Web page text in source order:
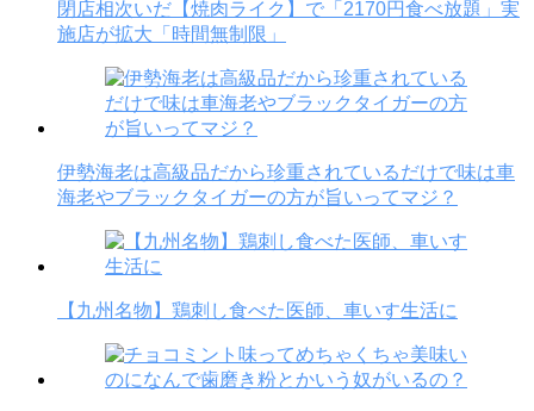
閉店相次いだ【焼肉ライク】で「2170円食べ放題」実
施店が拡大「時間無制限」
伊勢海老は高級品だから珍重されているだけで味は車
海老やブラックタイガーの方が旨いってマジ？
【九州名物】鶏刺し食べた医師、車いす生活に